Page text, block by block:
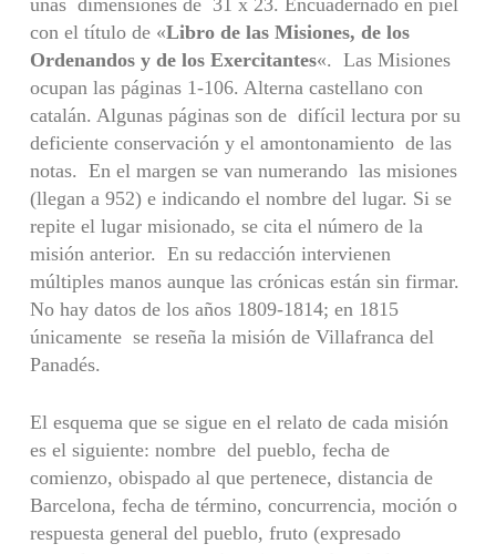
unas dimensiones de 31 x 23. Encuadernado en piel
con el título de «Libro de las Misiones, de los
Ordenandos y de los Exercitantes«. Las Misiones
ocupan las páginas 1-106. Alterna castellano con
catalán. Algunas páginas son de difícil lectura por su
deficiente conservación y el amontonamiento de las
notas. En el margen se van numerando las misiones
(llegan a 952) e indicando el nombre del lugar. Si se
repite el lugar misionado, se cita el número de la
misión anterior. En su redacción intervienen
múltiples manos aunque las crónicas están sin firmar.
No hay datos de los años 1809-1814; en 1815
únicamente se reseña la misión de Villafranca del
Panadés.
El esquema que se sigue en el relato de cada misión
es el siguiente: nombre del pueblo, fecha de
comienzo, obispado al que pertenece, distancia de
Barcelona, fecha de término, concurrencia, moción o
respuesta general del pueblo, fruto (expresado